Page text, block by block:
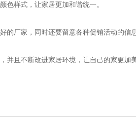
色样式，让家居更加和谐统一。
厂家，同时还要留意各种促销活动的
且不断改进家居环境，让自己的家更加